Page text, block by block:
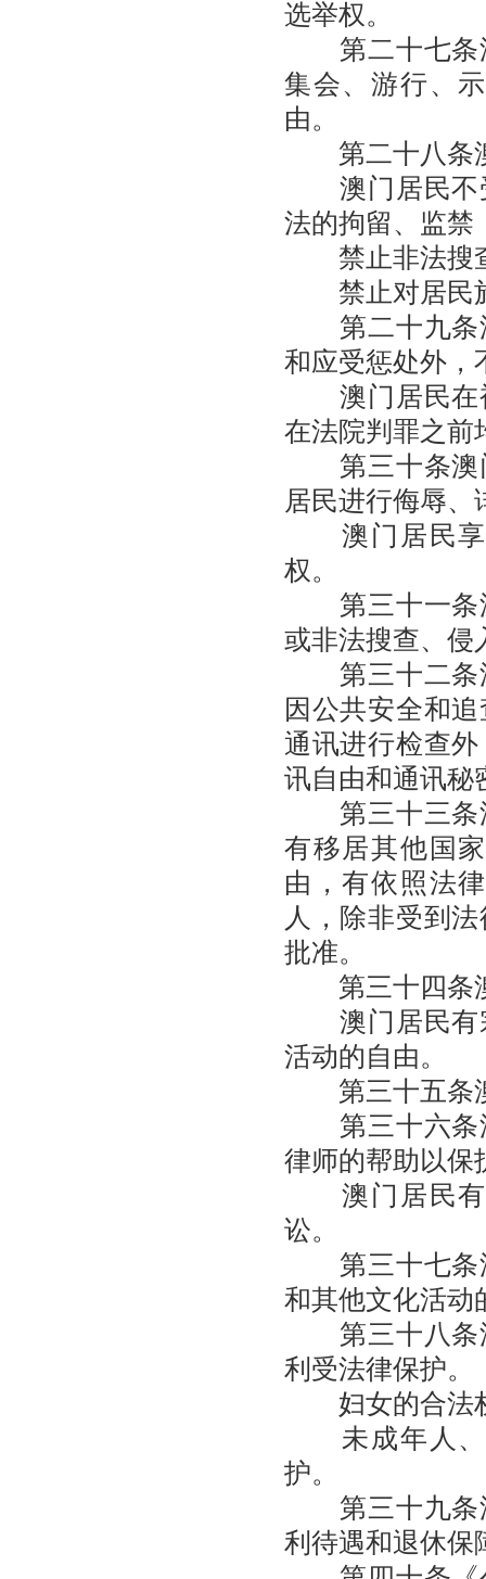
选举权。
第二十七条澳
集会、游行、
由。
第二十八条澳
澳门居民不受
法的拘留、监禁
禁止非法搜查
禁止对居民施
第二十九条澳
和应受惩处外，
澳门居民在被
在法院判罪之前
第三十条澳门
居民进行侮辱、
澳门居民享
权。
第三十一条澳
或非法搜查、侵
第三十二条澳
因公共安全和
通讯进行检查
讯自由和通讯秘
第三十三条澳
有移居其他国
由，有依照法
人，除非受到
批准。
第三十四条
澳门居民有宗
活动的自由。
第三十五条澳
第三十六条澳
律师的帮助以保
澳门居民有
讼。
第三十七条澳
和其他文化活动
第三十八条澳
利受法律保护。
妇女的合法权
未成年人、
护。
第三十九条澳
利待遇和退休保